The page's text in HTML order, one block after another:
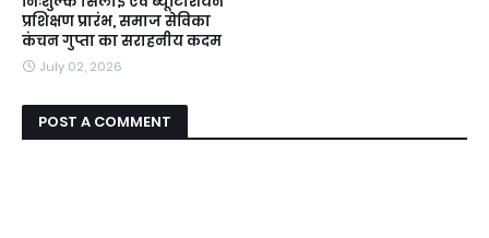
प्रशिक्षण प्रारंभ, समाज सेविका
कंचन गुप्ता का सराहनीय कदम
July 02, 2026
POST A COMMENT